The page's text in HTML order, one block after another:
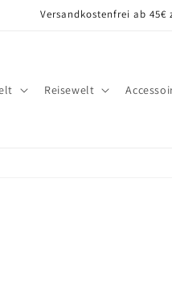
Versandkostenfrei ab 45€
Reisewelt